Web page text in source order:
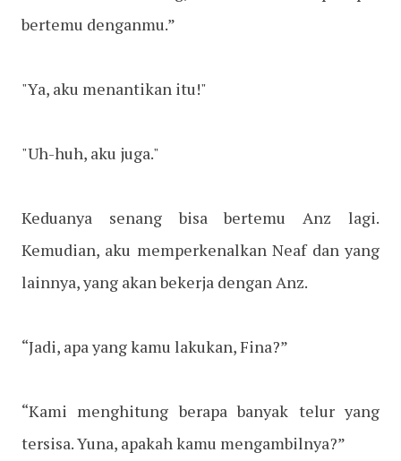
bertemu denganmu.”
"Ya, aku menantikan itu!"
"Uh-huh, aku juga."
Keduanya senang bisa bertemu Anz lagi.
Kemudian, aku memperkenalkan Neaf dan yang
lainnya, yang akan bekerja dengan Anz.
“Jadi, apa yang kamu lakukan, Fina?”
“Kami menghitung berapa banyak telur yang
tersisa. Yuna, apakah kamu mengambilnya?”